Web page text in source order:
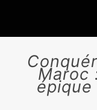
Maroc